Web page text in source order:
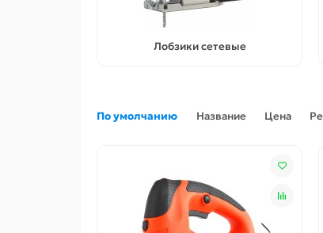
Лобзики сетевые
По умолчанию Название Цена